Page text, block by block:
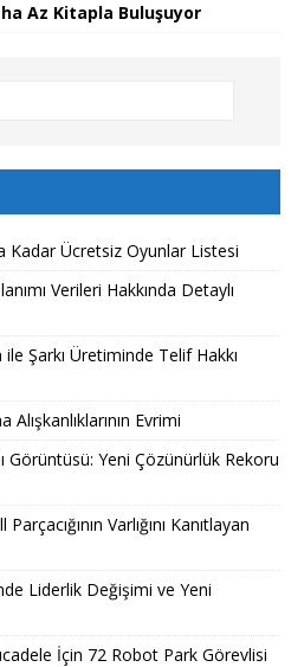
Az Kitapla Buluşuyor
Kadar Ücretsiz Oyunlar Listesi
Verileri Hakkında Detaylı
Şarkı Üretiminde Telif Hakkı
Evrimi
Görüntüsü: Yeni Çözünürlük Rekoru
Varlığını Kanıtlayan
Liderlik Değişimi ve Yeni
İçin 72 Robot Park Görevlisi